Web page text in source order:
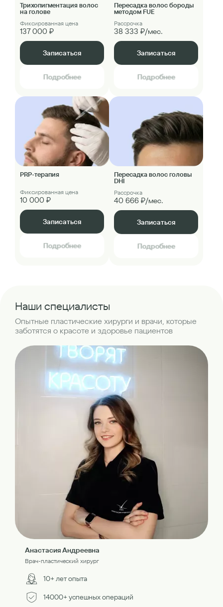
Трихопигментация волос
на голове
Фиксированная цена
137 000 ₽
Записаться
Подробнее
Пересадка волос бороды
методом FUE
Рассрочка
38 333 ₽/мес.
Записаться
Подробнее
PRP-терапия
Фиксированная цена
10 000 ₽
Записаться
Подробнее
Пересадка волос головы
DHI
Рассрочка
40 666 ₽/мес.
Записаться
Подробнее
Наши специалисты
Опытные пластические хирурги и врачи, которые
заботятся о красоте и здоровье пациентов
Анастасия Андреевна
Врач-пластический хирург
10+ лет опыта
14000+ успешных операций